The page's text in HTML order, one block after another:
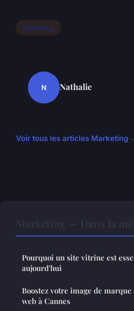
Marketing
N Nathalie
Voir tous les articles Marketing
Pourquoi un site vitrine est
aujourd'hui
Boostez votre image de marque
web à Cannes